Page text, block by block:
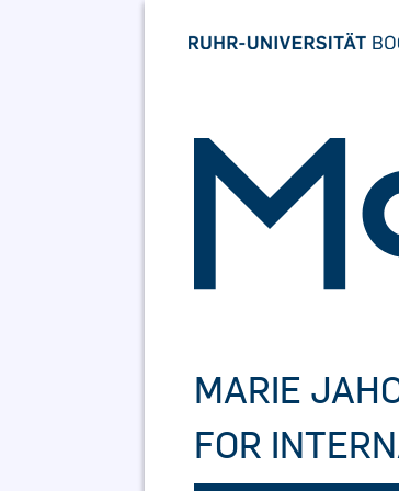
MARIE
FOR